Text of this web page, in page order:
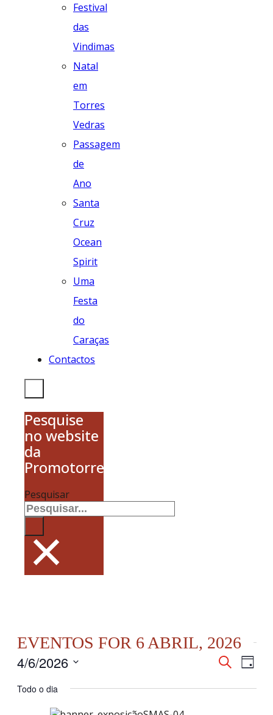
Festival
das
Vindimas
Natal
em
Torres
Vedras
Passagem
de
Ano
Santa
Cruz
Ocean
Spirit
Uma
Festa
do
Caraças
Contactos
Pesquise
no website
da
Promotorres
Pesquisar
×
EVENTOS FOR 6 ABRIL, 2026
DE
PESQUISA
Pesquisar
de
Dia
4/6/2026
a
Todo o dia